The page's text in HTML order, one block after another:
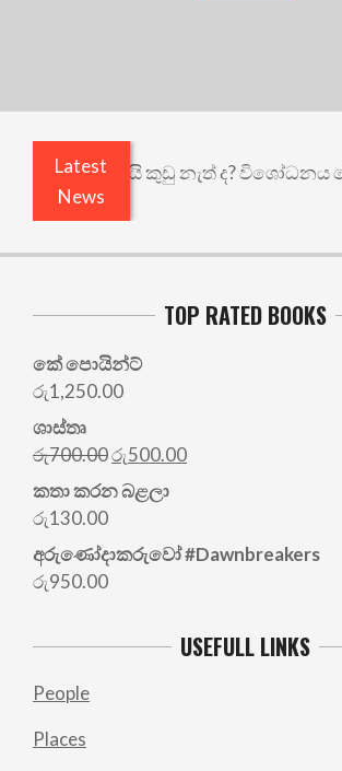
Latest
News
ඇතුළෙයි කුඩු නැත් ද? විශෝධනය
TOP RATED BOOKS
කේ පොයින්ට්
රු1,250.00
ශාස්තෘ
රු700.00Original
price
was:
රු500.00Current
කතා කරන බළලා
රු130.00
අරු‍ණෝදාකරුවෝ #Dawnbreakers
රු950.00
USEFULL LINKS
People
Places